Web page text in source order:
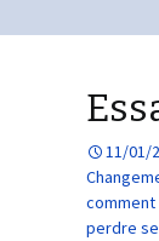
11/01/
perdre